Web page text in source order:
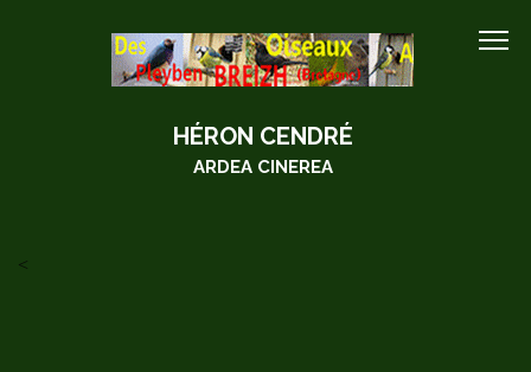
HÉRON CENDRÉ
ARDEA CINEREA
<